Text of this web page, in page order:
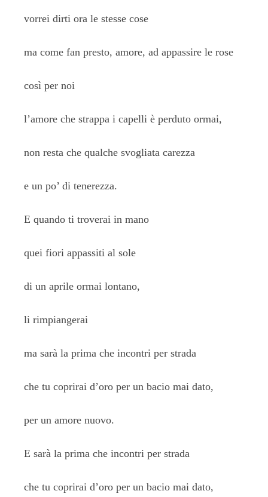
vorrei dirti ora le stesse cose
ma come fan presto, amore, ad appassire le rose
così per noi
l’amore che strappa i capelli è perduto ormai,
non resta che qualche svogliata carezza
e un po’ di tenerezza.
E quando ti troverai in mano
quei fiori appassiti al sole
di un aprile ormai lontano,
li rimpiangerai
ma sarà la prima che incontri per strada
che tu coprirai d’oro per un bacio mai dato,
per un amore nuovo.
E sarà la prima che incontri per strada
che tu coprirai d’oro per un bacio mai dato,